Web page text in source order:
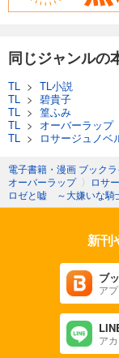
同じジャンルの
TL > TL小説
TL > 碧貴子
TL > 篁ふみ
TL > オーバーラップ
TL > ロサージュノベ
電子書籍・漫画 ブック
オーバーラップ 〉 ロサ
ロゼと嘘 ～大嫌いな騎
新刊
ブ
ア
ア